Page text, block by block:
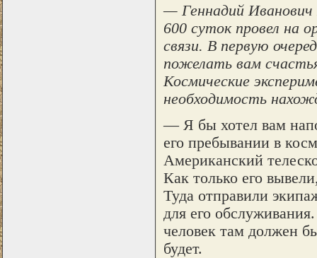
— Геннадий Иванович
600 суток провел на
связи. В первую
пожелать вам
Космические
необходимость
— Я бы хотел вам
его пребывании в
Американский
Как только его
Туда отправили
для его
человек там должен
будет.